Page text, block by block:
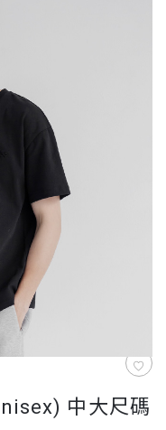
中大尺碼